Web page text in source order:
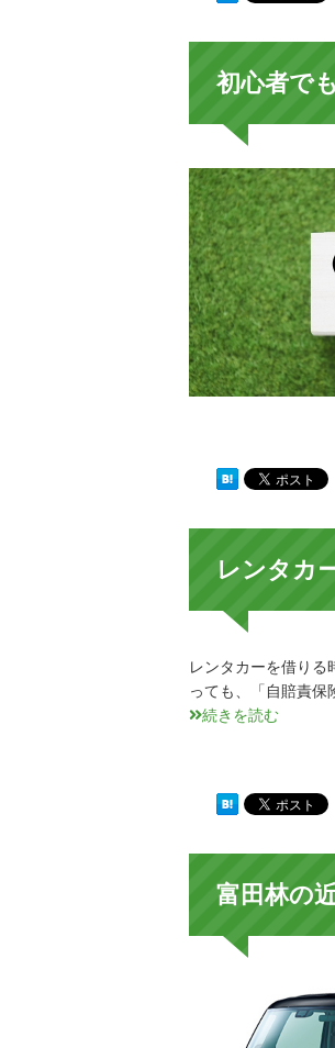
初心者で
レンタカ
レンタカーを借り
っても、「自賠責
続きを読む
富田林の